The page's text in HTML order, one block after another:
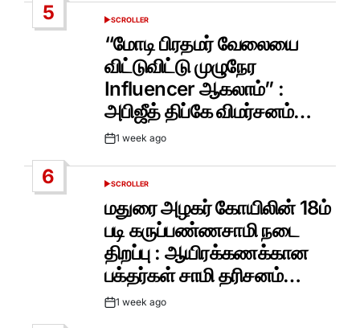
5
POSTED
IN
SCROLLER
“மோடி பிரதமர் வேலையை
விட்டுவிட்டு முழுநேர
Influencer ஆகலாம்” :
அபிஜீத் திப்கே விமர்சனம்…
Post1 week ago
6
POSTED
SCROLLER
மதுரை அழகர் கோயிலின் 18ம்
படி கருப்பண்ணசாமி நடை
திறப்பு : ஆயிரக்கணக்கான
பக்தர்கள் சாமி தரிசனம்…
Post1 week ago